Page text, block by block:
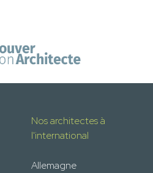
Nos architectes à
l'international
Allemagne